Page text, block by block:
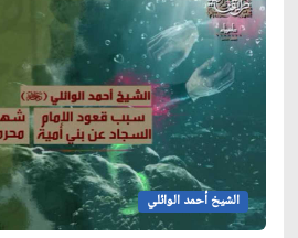
الشيخ أحمد الوائلي